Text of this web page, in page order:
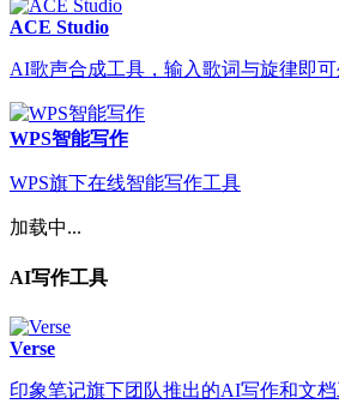
ACE Studio
AI歌声合成工具，输入歌词与旋律即
WPS智能写作
WPS旗下在线智能写作工具
加载中...
AI写作工具
Verse
印象笔记旗下团队推出的AI写作和文